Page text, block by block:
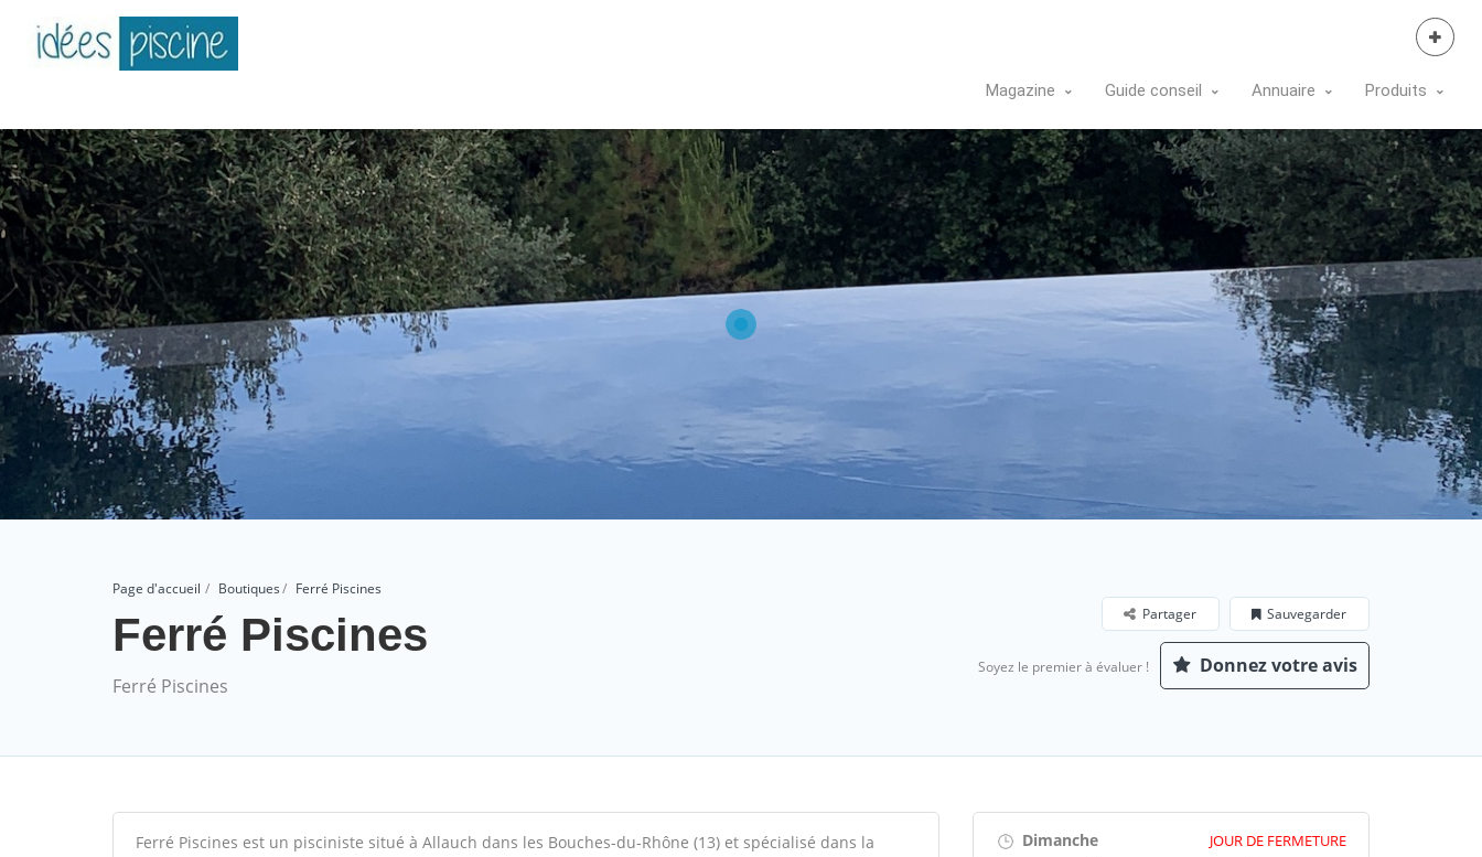
Magazine Guide conseil Annuaire Produits
Page d'accueil Boutiques Ferré Piscines
Ferré Piscines
Ferré Piscines
Sauvegarder
Partager
Soyez le premier à évaluer ! Donnez votre avis
Ferré Piscines est un pisciniste situé à Allauch dans les Bouches-du-Rhône (13) et spécialisé dans la
Dimanche JOUR DE FERMETURE